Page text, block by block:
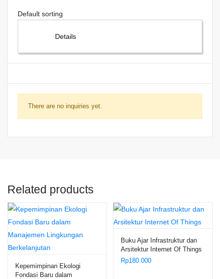
Details
There are no inquiries yet.
Related products
Kepemimpinan Ekologi
Fondasi Baru dalam
Buku Ajar Infrastruktur dan
Arsitektur Internet Of Things
Rp180.000